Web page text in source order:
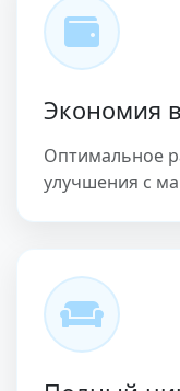
Экономия
Оптимальное
улучшения с